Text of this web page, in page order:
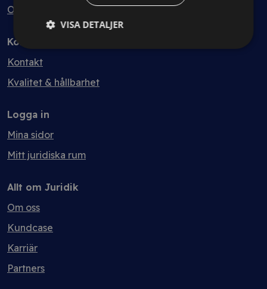
Ordlista
Kontakt
Kontakt
Kvalitet & hållbarhet
Logga in
Mina sidor
Mitt juridiska rum
Allt om Juridik
Om oss
Kundcase
Karriär
Partners
VISA DETALJER